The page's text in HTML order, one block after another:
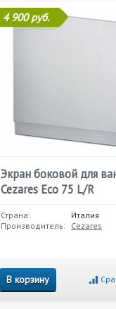
4 900 руб.
Экран боковой для
Cezares Eco 75 L/R
Страна:
Италия
Производитель: Cezares
В корзину